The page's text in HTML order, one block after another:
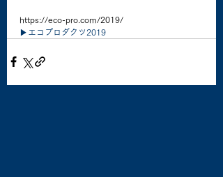
https://eco-pro.com/2019/
▶︎エコプロダクツ2019